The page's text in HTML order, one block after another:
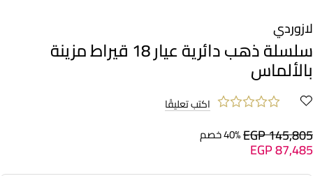
لازوردي
سلسلة ذهب دائرية عيار 18 قيراط مزينة
بالألماس
اكتب تعليقًا
EGP 145,80540% خصم
EGP 87,485